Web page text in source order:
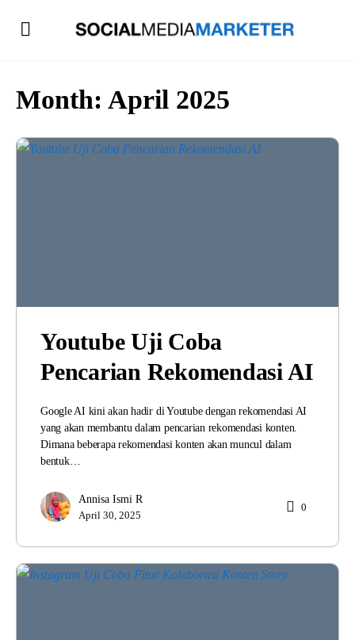
Month: April 2025
Youtube Uji Coba
Pencarian Rekomendasi AI
Google AI kini akan hadir di Youtube dengan rekomendasi AI
yang akan membantu dalam pencarian rekomendasi konten.
Dimana beberapa rekomendasi konten akan muncul dalam
bentuk…
Annisa Ismi R
April 30, 2025
0